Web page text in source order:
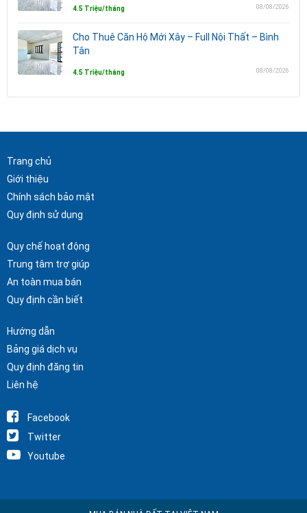
4.5 Triệu/tháng 08/08/2026
Cho Thuê Căn Hộ Mới Xây – Full Nội Thất – Bình
Tân
4.5 Triệu/tháng 08/08/2026
Trang chủ
Giới thiệu
Chính sách bảo mật
Quy định sử dụng
Quy chế hoạt động
Trung tâm trợ giúp
An toàn mua bán
Quy định cần biết
Hướng dẫn
Bảng giá dịch vụ
Quy định đăng tin
Liên hệ
Facebook
Twitter
Youtube